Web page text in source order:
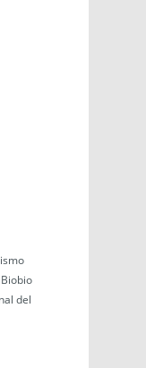
del